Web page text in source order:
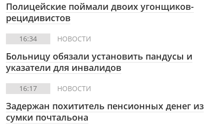
Полицейские поймали двоих угонщиков-
рецидивистов
16:34 НОВОСТИ
Больницу обязали установить пандусы и
указатели для инвалидов
16:17 НОВОСТИ
Задержан похититель пенсионных денег из
сумки почтальона